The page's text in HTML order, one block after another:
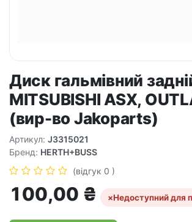
Диск гальмівний
MITSUBISHI ASX,
(вир-во Jakoparts)
Артикул: J3315021
Бренд: HERTH+BUSS
(відгук 0 )
100,00 ₴ ×Недоступний для